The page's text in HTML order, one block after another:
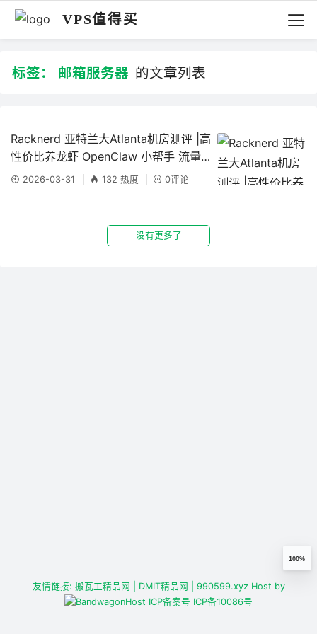
VPS值得买
标签： 邮箱服务器 的文章列表
Racknerd 亚特兰大Atlanta机房测评 |高
性价比养龙虾 OpenClaw 小帮手 流量
可以翻倍，长期有效
2026-03-31 132 热度 0评论
没有更多了
100%
友情链接: 搬瓦工精品网 | DMIT精品网 | 990599.xyzHost by
ICP备案号 ICP备10086号